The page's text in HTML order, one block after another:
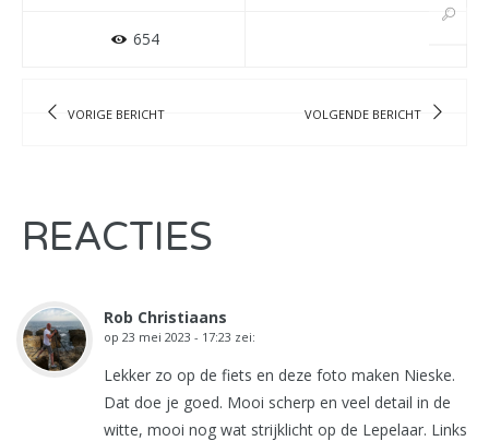
654
VORIGE BERICHT VOLGENDE BERICHT
REACTIES
Rob Christiaans
op 23 mei 2023 - 17:23 zei:
Lekker zo op de fiets en deze foto maken Nieske.
Dat doe je goed. Mooi scherp en veel detail in de
witte, mooi nog wat strijklicht op de Lepelaar. Links